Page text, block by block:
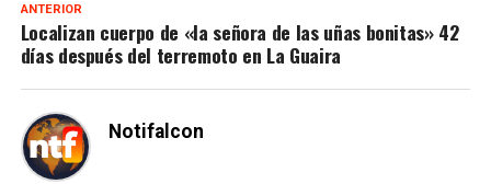
ANTERIOR
Localizan cuerpo de «la señora de las uñas bonitas» 42
días después del terremoto en La Guaira
Notifalcon